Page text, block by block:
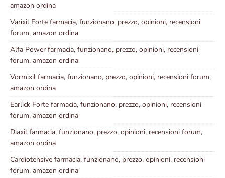
amazon ordina
Varixil Forte farmacia, funzionano, prezzo, opinioni, recensioni
forum, amazon ordina
Alfa Power farmacia, funzionano, prezzo, opinioni, recensioni
forum, amazon ordina
Vormixil farmacia, funzionano, prezzo, opinioni, recensioni forum,
amazon ordina
Earlick Forte farmacia, funzionano, prezzo, opinioni, recensioni
forum, amazon ordina
Diaxil farmacia, funzionano, prezzo, opinioni, recensioni forum,
amazon ordina
Cardiotensive farmacia, funzionano, prezzo, opinioni, recensioni
forum, amazon ordina